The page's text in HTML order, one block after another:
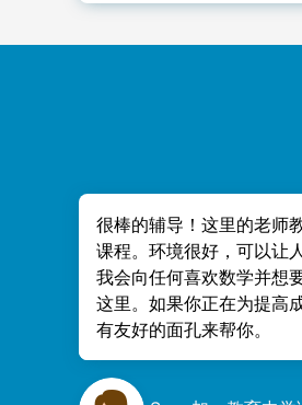
季度还有家长会议。
很棒的辅导！这里的老师
课程。环境很好，可以让
我会向任何喜欢数学并想
这里。如果你正在为提高
有友好的面孔来帮你。